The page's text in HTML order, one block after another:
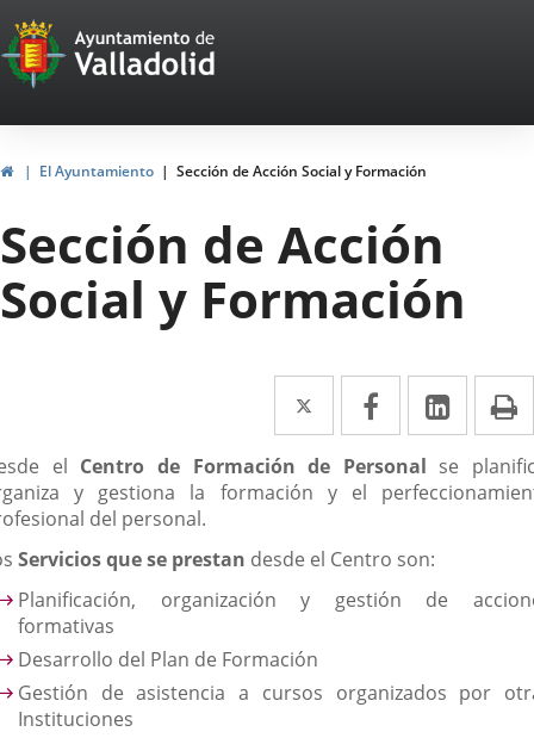
Portal
Web
del
Ayuntamiento
de
Valladolid
InicioEl Ayuntamiento Sección de Acción Social y Formación
Sección de Acción
Social y Formación
Twitter
Enlace
a
una
aplicación
externa.
Facebook
Enlace
a
una
aplicación
externa.
Enlace
a
una
el Centro de Formación de Personal se
y gestiona la formación y el
del personal.
Servicios que se prestan desde el Centro son:
Planificación, organización y gestión de
formativas
Desarrollo del Plan de Formación
Gestión de asistencia a cursos organizados por
Instituciones